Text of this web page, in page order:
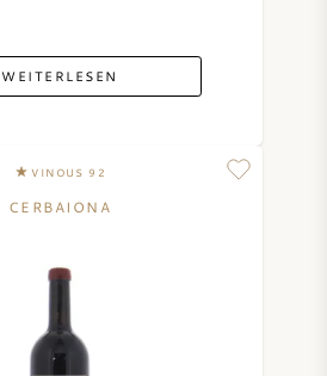
WEITERLESEN
VINOUS 92
CERBAIONA